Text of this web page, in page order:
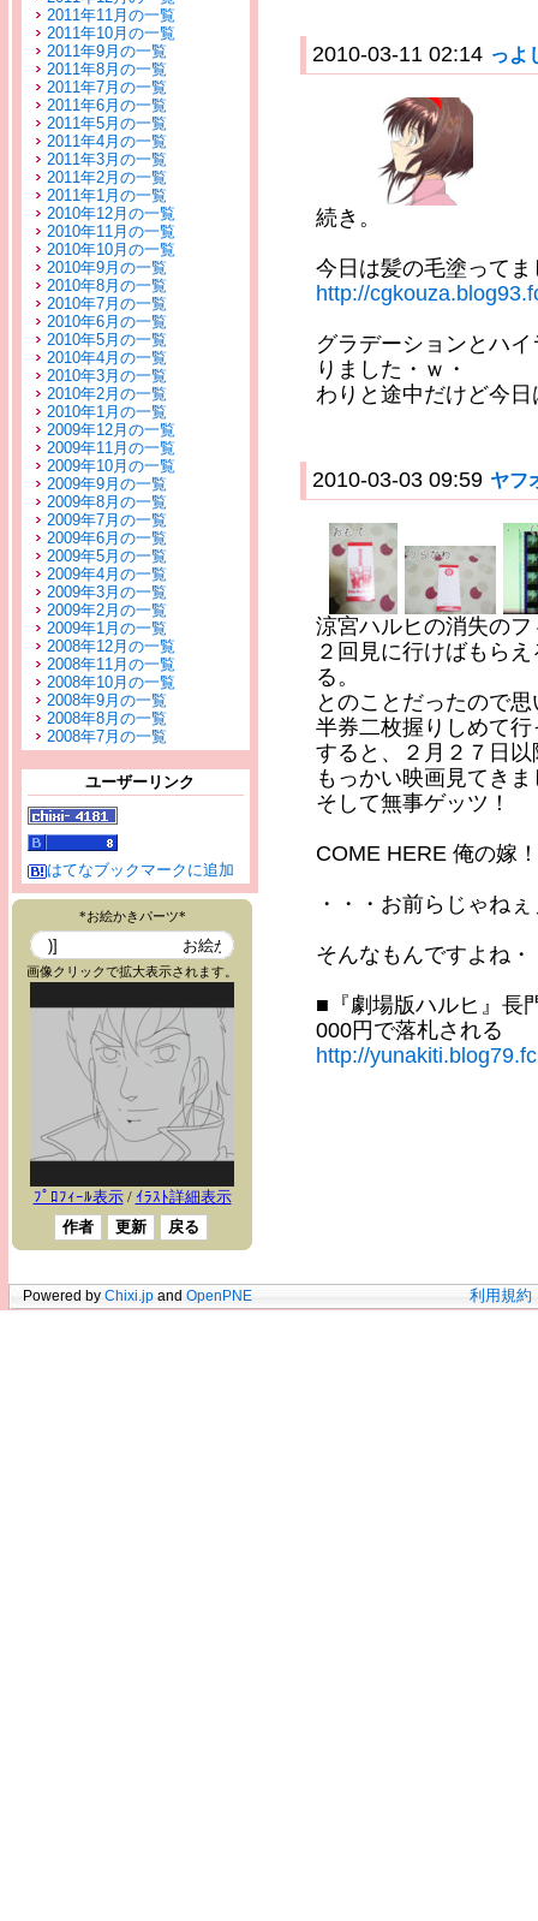
2011年11月の一覧
2011年10月の一覧
2011年9月の一覧
2011年8月の一覧
2011年7月の一覧
2011年6月の一覧
2011年5月の一覧
2011年4月の一覧
2011年3月の一覧
2011年2月の一覧
2011年1月の一覧
2010年12月の一覧
2010年11月の一覧
2010年10月の一覧
2010年9月の一覧
2010年8月の一覧
2010年7月の一覧
2010年6月の一覧
2010年5月の一覧
2010年4月の一覧
2010年3月の一覧
2010年2月の一覧
2010年1月の一覧
2009年12月の一覧
2009年11月の一覧
2009年10月の一覧
2009年9月の一覧
2009年8月の一覧
2009年7月の一覧
2009年6月の一覧
2009年5月の一覧
2009年4月の一覧
2009年3月の一覧
2009年2月の一覧
2009年1月の一覧
2008年12月の一覧
2008年11月の一覧
2008年10月の一覧
2008年9月の一覧
2008年8月の一覧
2008年7月の一覧
ユーザーリンク
はてなブックマークに追加
2010-03-11 02:14 っよ
続き。
今日は髪の毛塗ってま
http://
グラデーションとハ
りました・ｗ・
わりと途中だけど今
2010-03-03 09:59 ヤフ
涼宮ハルヒの消失の
２回見に行けばもら
る。
とのことだったので
半券二枚握りしめて
すると、２月２７日
もっかい映画見てき
そして無事ゲッツ！
COME HERE 俺の嫁
・・・お前らじゃね
そんなもんですよね・
■『劇場版ハルヒ』長
000円で落札される
http://
Powered by Chixi.jp and OpenPNE 利用規約